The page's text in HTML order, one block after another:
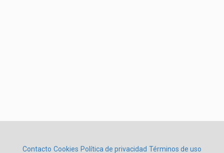
Contacto Cookies Política de privacidad Términos de uso